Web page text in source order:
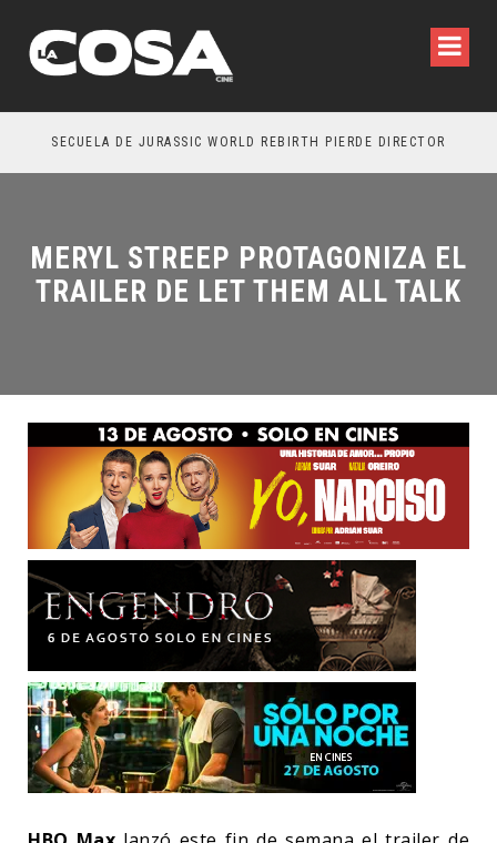
SECUELA DE JURASSIC WORLD REBIRTH PIERDE DIRECTOR
MERYL STREEP PROTAGONIZA EL
TRAILER DE LET THEM ALL TALK